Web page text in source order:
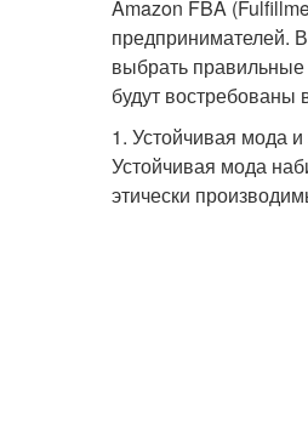
Amazon FBA
предпринимателей.
выбрать
будут
1. Устойчивая мода
Устойчивая мода
этически